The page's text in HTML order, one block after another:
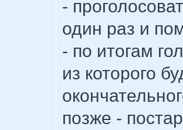
-
один раз и
- по итогам
из которого
позже -